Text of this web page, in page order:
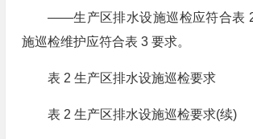
——生产区排水设施巡检应符合表
施巡检维护应符合表 3 要求。
表 2 生产区排水设施巡检要求
表 2 生产区排水设施巡检要求(续)